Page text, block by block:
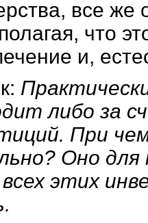
все же
что
и,
либо за
При
Оно
этих